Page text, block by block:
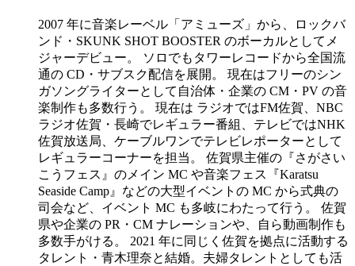
2007 年に音楽レーベル「アミューズ」から、ロックバ
ンド・SKUNK SHOT BOOSTER のボーカルとしてメ
ジャーデビュー。 ソロでもタワーレコードから全国流
通の CD・サブスク配信を展開。 現在はフリーのシン
ガソングライターとして自治体・企業の CM・PV の音
楽制作も多数行う。 現在は ラジオではFM佐賀、NBC
ラジオ佐賀・長崎でレギュラー番組、テレビではNHK
佐賀放送局、ケーブルワンでテレビレポーターとして
レギュラーコーナーを担当。 佐賀県主催の『さがさい
こうフェス』のメイン MC や音楽フェス『Karatsu
Seaside Camp』などの大型イベントの MC から式典の
司会など、イベント MC も多岐にわたって行う。 佐賀
県や企業の PR・CM ナレーションや、自ら動画制作も
多数手がける。 2021 年に同じく佐賀を拠点に活動する
タレント・青木理奈と結婚。夫婦タレントとしても活